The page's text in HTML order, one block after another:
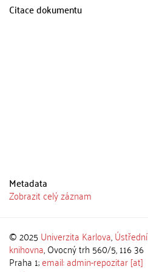
Citace dokumentu
Metadata
Zobrazit celý záznam
© 2025 Univerzita Karlova,Ústřední
knihovna, Ovocný trh 560/5, 116 36
Praha 1;email: admin-repozitar [at]